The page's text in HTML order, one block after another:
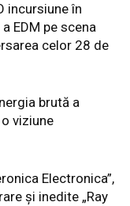
incursiune în
EDM pe scena
celor 28 de
brută a
viziune
Electronica”,
și inedite „Ray